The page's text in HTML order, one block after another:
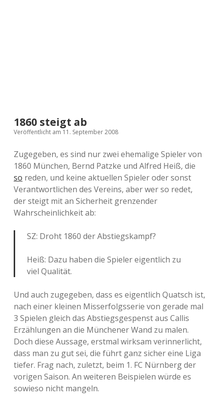
1860 steigt ab
Veröffentlicht am 11. September 2008
Zugegeben, es sind nur zwei ehemalige Spieler von
1860 München, Bernd Patzke und Alfred Heiß, die
so reden, und keine aktuellen Spieler oder sonst
Verantwortlichen des Vereins, aber wer so redet,
der steigt mit an Sicherheit grenzender
Wahrscheinlichkeit ab:
SZ: Droht 1860 der Abstiegskampf?
Heiß: Dazu haben die Spieler eigentlich zu
viel Qualität.
Und auch zugegeben, dass es eigentlich Quatsch ist,
nach einer kleinen Misserfolgsserie von gerade mal
3 Spielen gleich das Abstiegsgespenst aus Callis
Erzählungen an die Münchener Wand zu malen.
Doch diese Aussage, erstmal wirksam verinnerlicht,
dass man zu gut sei, die führt ganz sicher eine Liga
tiefer. Frag nach, zuletzt, beim 1. FC Nürnberg der
vorigen Saison. An weiteren Beispielen würde es
sowieso nicht mangeln.